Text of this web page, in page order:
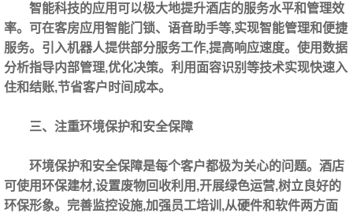
智能科技的应用可以极大地提升酒店的服务水平和管理效
率。可在客房应用智能门锁、语音助手等,实现智能管理和便捷
服务。引入机器人提供部分服务工作,提高响应速度。使用数据
分析指导内部管理,优化决策。利用面容识别等技术实现快速入
住和结账,节省客户时间成本。
三、注重环境保护和安全保障
环境保护和安全保障是每个客户都极为关心的问题。酒店
可使用环保建材,设置废物回收利用,开展绿色运营,树立良好的
环保形象。完善监控设施,加强员工培训,从硬件和软件两方面